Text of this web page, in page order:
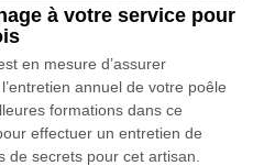
à votre service pour
en mesure d’assurer
annuel de votre poêle
formations dans ce
effectuer un entretien de
de secrets pour cet artisan.